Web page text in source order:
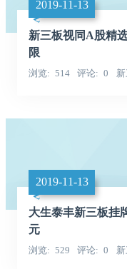
2019-11-13
新三板视同A股精
限
浏览 514 评论 0
2019-11-13
大生泰丰新三板挂
元
浏览 529 评论 0